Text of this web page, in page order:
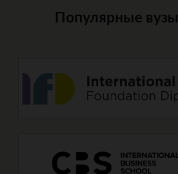
Популярные вузы